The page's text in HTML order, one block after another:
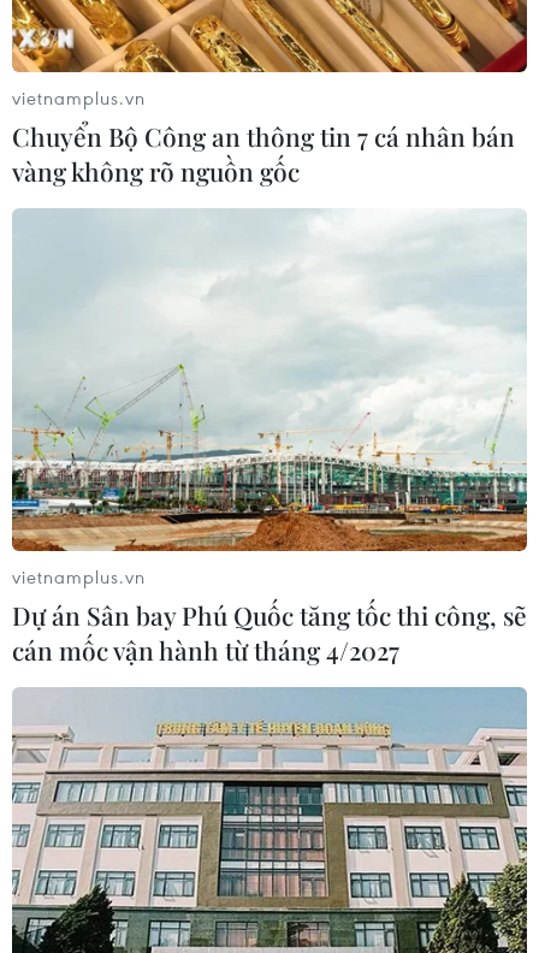
TIN CÙNG CHUYÊN MỤC
Thánh đường Emir
Abdelkader - biểu tượng văn hóa,
tôn giáo của Constantine
08/08/2026 08:35
vietnamplus.vn
Chuyển Bộ Công an thông tin 7 cá nhân bán
vàng không rõ nguồn gốc
vietnamplus.vn
Dự án Sân bay Phú Quốc tăng tốc thi công, sẽ
cán mốc vận hành từ tháng 4/2027